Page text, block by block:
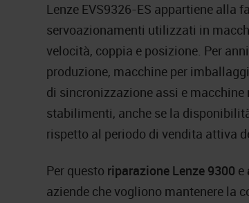
Lenze EVS9326-ES appartiene alla
servoazionamenti utilizzati in
velocità, coppia e posizione. Per
produzione, macchine per
di sincronizzazione assi e
stabilimenti, anche se la
rispetto al periodo di vendita attiva
Per questo riparazione Lenze 9300 e
aziende che vogliono mantenere la